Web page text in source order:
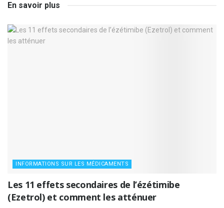
En savoir plus
INFORMATIONS SUR LES MÉDICAMENTS
Les 11 effets secondaires de l’ézétimibe
(Ezetrol) et comment les atténuer